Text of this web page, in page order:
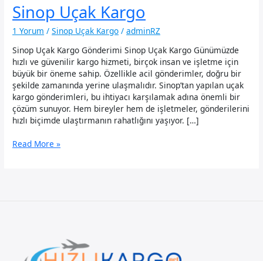
Sinop Uçak Kargo
1 Yorum /Sinop Uçak Kargo /adminRZ
Sinop Uçak Kargo Gönderimi Sinop Uçak Kargo Günümüzde
hızlı ve güvenilir kargo hizmeti, birçok insan ve işletme için
büyük bir öneme sahip. Özellikle acil gönderimler, doğru bir
şekilde zamanında yerine ulaşmalıdır. Sinop’tan yapılan uçak
kargo gönderimleri, bu ihtiyacı karşılamak adına önemli bir
çözüm sunuyor. Hem bireyler hem de işletmeler, gönderilerini
hızlı biçimde ulaştırmanın rahatlığını yaşıyor. […]
Sinop
Read More »